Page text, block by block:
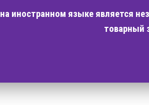
иностранном языке является
товарный